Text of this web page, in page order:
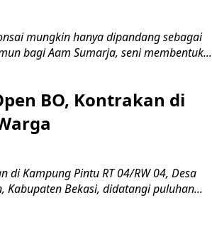
mungkin hanya dipandang sebagai
bagi Aam Sumarja, seni membentuk...
BO, Kontrakan di
di Kampung Pintu RT 04/RW 04, Desa
Kabupaten Bekasi, didatangi puluhan...